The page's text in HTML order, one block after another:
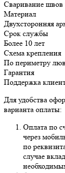
Сваривание швов
Материал
Двухсторонняя
Срок службы
Более 10 лет
Схема крепления
По периметру
Гарантия
Поддержка
Для удобства
варианта оплаты:
Оплата по
через
по
случае